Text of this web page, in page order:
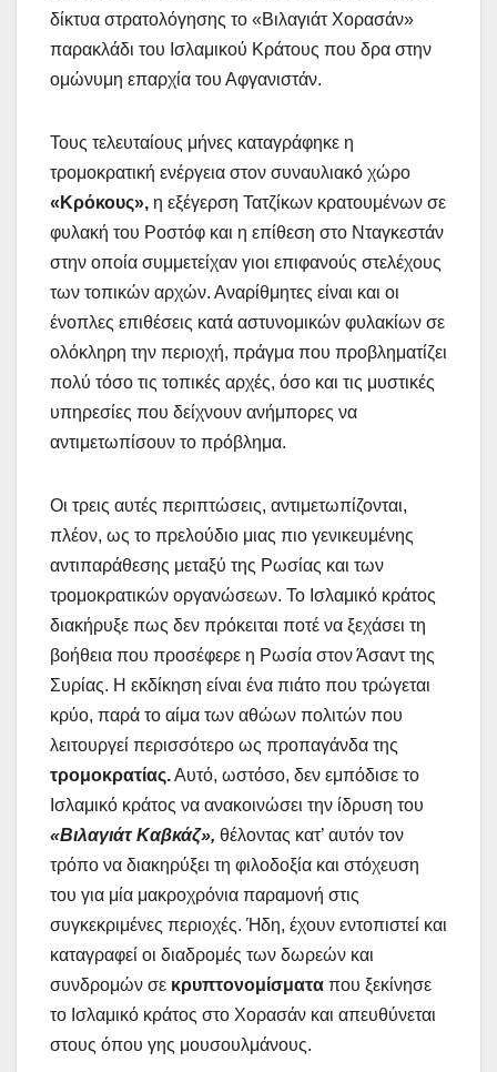
δίκτυα στρατολόγησης το «Βιλαγιάτ Χορασάν»
παρακλάδι του Ισλαμικού Κράτους που δρα στην
ομώνυμη επαρχία του Αφγανιστάν.
Τους τελευταίους μήνες καταγράφηκε η
τρομοκρατική ενέργεια στον συναυλιακό χώρο
«Κρόκους», η εξέγερση Τατζίκων κρατουμένων σε
φυλακή του Ροστόφ και η επίθεση στο Νταγκεστάν
στην οποία συμμετείχαν γιοι επιφανούς στελέχους
των τοπικών αρχών. Αναρίθμητες είναι και οι
ένοπλες επιθέσεις κατά αστυνομικών φυλακίων σε
ολόκληρη την περιοχή, πράγμα που προβληματίζει
πολύ τόσο τις τοπικές αρχές, όσο και τις μυστικές
υπηρεσίες που δείχνουν ανήμπορες να
αντιμετωπίσουν το πρόβλημα.
Οι τρεις αυτές περιπτώσεις, αντιμετωπίζονται,
πλέον, ως το πρελούδιο μιας πιο γενικευμένης
αντιπαράθεσης μεταξύ της Ρωσίας και των
τρομοκρατικών οργανώσεων. Το Ισλαμικό κράτος
διακήρυξε πως δεν πρόκειται ποτέ να ξεχάσει τη
βοήθεια που προσέφερε η Ρωσία στον Άσαντ της
Συρίας. Η εκδίκηση είναι ένα πιάτο που τρώγεται
κρύο, παρά το αίμα των αθώων πολιτών που
λειτουργεί περισσότερο ως προπαγάνδα της
τρομοκρατίας.Αυτό, ωστόσο, δεν εμπόδισε το
Ισλαμικό κράτος να ανακοινώσει την ίδρυση του
«Βιλαγιάτ Καβκάζ», θέλοντας κατ’ αυτόν τον
τρόπο να διακηρύξει τη φιλοδοξία και στόχευση
του για μία μακροχρόνια παραμονή στις
συγκεκριμένες περιοχές. Ήδη, έχουν εντοπιστεί και
καταγραφεί οι διαδρομές των δωρεών και
συνδρομών σε κρυπτονομίσματα που ξεκίνησε
το Ισλαμικό κράτος στο Χορασάν και απευθύνεται
στους όπου γης μουσουλμάνους.